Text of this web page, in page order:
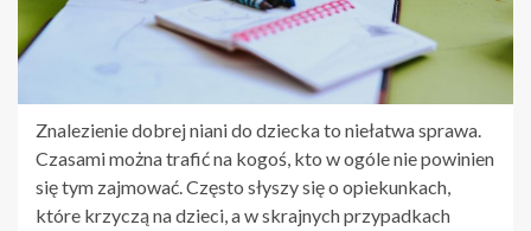
Znalezienie dobrej niani do dziecka to niełatwa sprawa.
Czasami można trafić na kogoś, kto w ogóle nie powinien
się tym zajmować. Często słyszy się o opiekunkach,
które krzyczą na dzieci, a w skrajnych przypadkach